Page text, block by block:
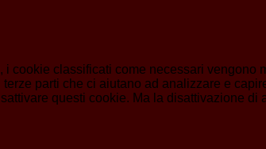
cookie classificati come necessari vengono
parti che ci aiutano ad analizzare e
questi cookie. Ma la disattivazione di